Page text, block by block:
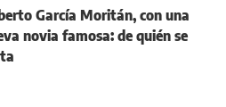
García Moritán, con una
novia famosa: de quién se